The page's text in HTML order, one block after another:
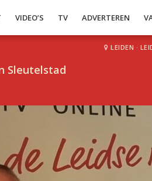
VIDEO’S TV ADVERTEREN
Sleutelstad
LEIDEN ·